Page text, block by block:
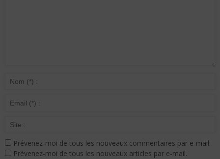
Prévenez-moi de tous les nouveaux commentaires par e-mail.
Prévenez-moi de tous les nouveaux articles par e-mail.